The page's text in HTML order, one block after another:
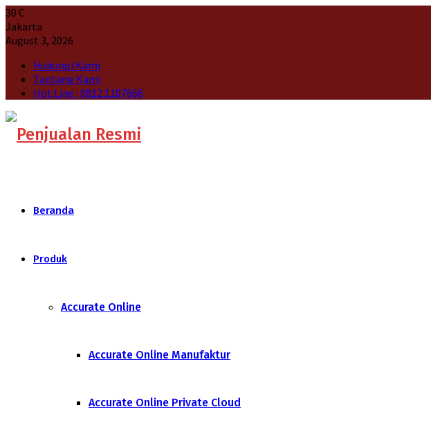
30 C
Jakarta
August 3, 2026
Hubungi Kami
Tantang Kami
Hot Line : 0812 1107666
Beranda
Produk
Accurate Online
Accurate Online Manufaktur
Accurate Online Private Cloud